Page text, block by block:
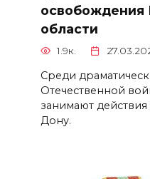
освобождения
области
1.9к.
Среди
Отечественной
занимают действия
Дону.